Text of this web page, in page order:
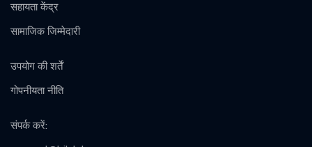
सहायता केंद्र
सामाजिक जिम्मेदारी
उपयोग की शर्तें
गोपनीयता नीति
संपर्क करें: